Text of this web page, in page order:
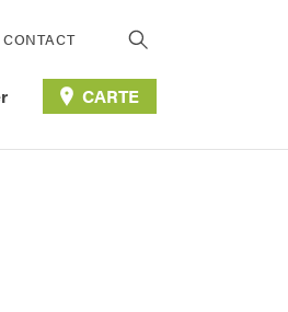
CONTACT
CARTE